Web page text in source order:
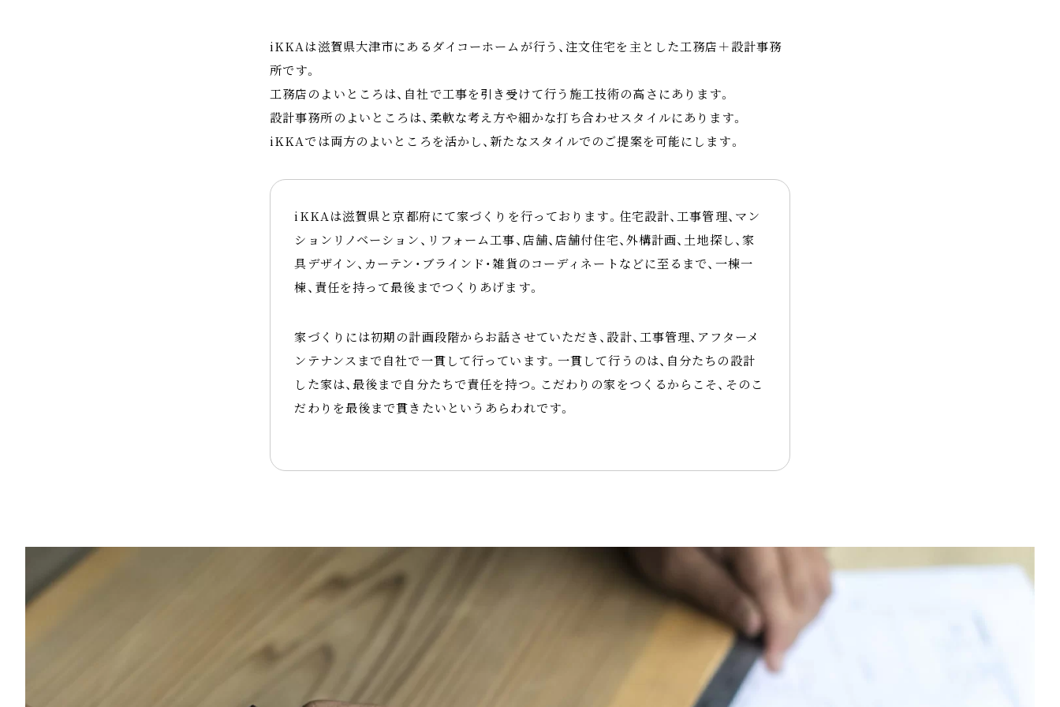
iKKAは滋賀県大津市にあるダイコーホームが行う、注文住宅を主とした工務店＋設計事務
所です。
工務店のよいところは、自社で工事を引き受けて行う施工技術の高さにあります。
設計事務所のよいところは、柔軟な考え方や細かな打ち合わせスタイルにあります。
iKKAでは両方のよいところを活かし、新たなスタイルでのご提案を可能にします。
iKKAは滋賀県と京都府にて家づくりを行っております。住宅設計、工事管理、マン
ションリノベーション、リフォーム工事、店舗、店舗付住宅、外構計画、土地探し、家
具デザイン、カーテン・ブラインド・雑貨のコーディネートなどに至るまで、一棟一
棟、責任を持って最後までつくりあげます。
家づくりには初期の計画段階からお話させていただき、設計、工事管理、アフターメ
ンテナンスまで自社で一貫して行っています。一貫して行うのは、自分たちの設計
した家は、最後まで自分たちで責任を持つ。こだわりの家をつくるからこそ、そのこ
だわりを最後まで貫きたいというあらわれです。